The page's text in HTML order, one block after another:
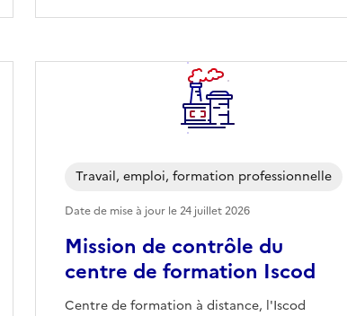
Mission de contrôle du
centre de formation Iscod
Centre de formation à distance, l'Iscod
Travail, emploi, formation professionnelle
Date de mise à jour le24 juillet 2026